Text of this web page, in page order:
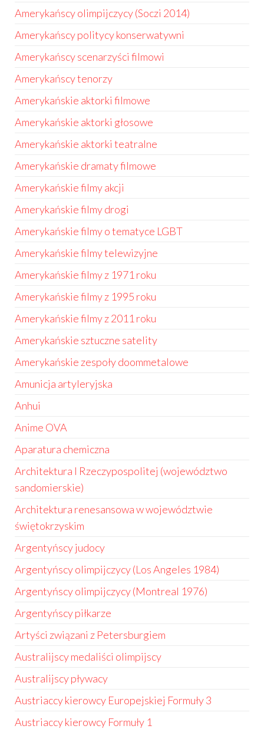
Amerykańscy olimpijczycy (Soczi 2014)
Amerykańscy politycy konserwatywni
Amerykańscy scenarzyści filmowi
Amerykańscy tenorzy
Amerykańskie aktorki filmowe
Amerykańskie aktorki głosowe
Amerykańskie aktorki teatralne
Amerykańskie dramaty filmowe
Amerykańskie filmy akcji
Amerykańskie filmy drogi
Amerykańskie filmy o tematyce LGBT
Amerykańskie filmy telewizyjne
Amerykańskie filmy z 1971 roku
Amerykańskie filmy z 1995 roku
Amerykańskie filmy z 2011 roku
Amerykańskie sztuczne satelity
Amerykańskie zespoły doommetalowe
Amunicja artyleryjska
Anhui
Anime OVA
Aparatura chemiczna
Architektura I Rzeczypospolitej (województwo
sandomierskie)
Architektura renesansowa w województwie
świętokrzyskim
Argentyńscy judocy
Argentyńscy olimpijczycy (Los Angeles 1984)
Argentyńscy olimpijczycy (Montreal 1976)
Argentyńscy piłkarze
Artyści związani z Petersburgiem
Australijscy medaliści olimpijscy
Australijscy pływacy
Austriaccy kierowcy Europejskiej Formuły 3
Austriaccy kierowcy Formuły 1